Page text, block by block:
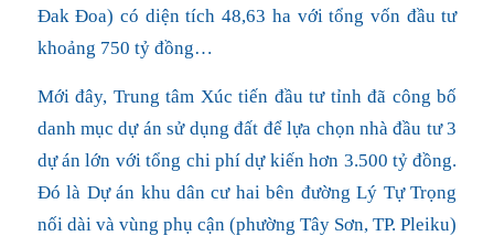
Đak Đoa) có diện tích 48,63 ha với tổng vốn đầu tư
khoảng 750 tỷ đồng…
Mới đây, Trung tâm Xúc tiến đầu tư tỉnh đã công bố
danh mục dự án sử dụng đất để lựa chọn nhà đầu tư 3
dự án lớn với tổng chi phí dự kiến hơn 3.500 tỷ đồng.
Đó là Dự án khu dân cư hai bên đường Lý Tự Trọng
nối dài và vùng phụ cận (phường Tây Sơn, TP. Pleiku)